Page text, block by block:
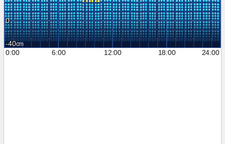
0
-40
0:00
6:00 12:00 18:00 24:00